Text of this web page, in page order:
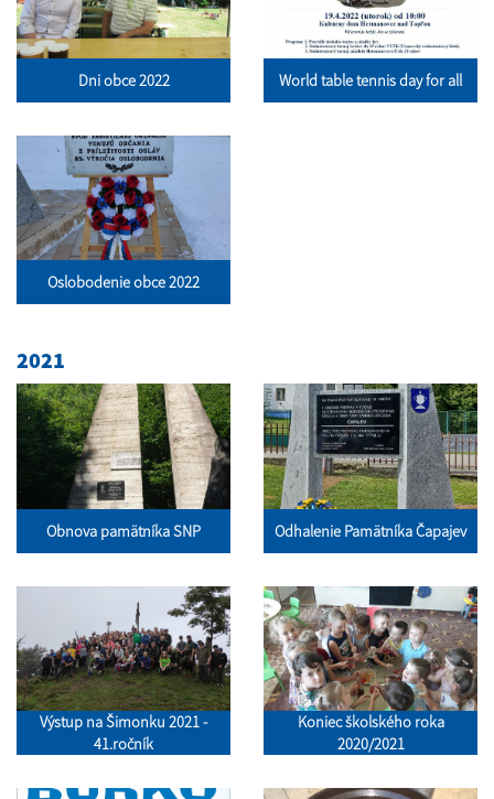
Dni obce 2022 World table tennis day for all
Oslobodenie obce 2022
2021
Obnova pamätníka SNP Odhalenie Pamätníka Čapajev
Výstup na Šimonku 2021 -
41.ročník
Koniec školského roka
2020/2021